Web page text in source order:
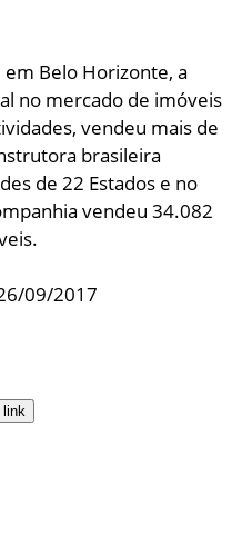
Belo Horizonte, a
no mercado de imóveis
vendeu mais de
brasileira
de 22 Estados e no
vendeu 34.082
09/2017
link